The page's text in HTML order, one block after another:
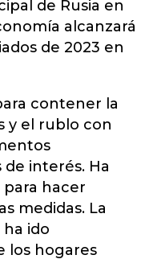
de Rusia en
alcanzará
de 2023 en
contener la
y el rublo con
interés. Ha
hacer
medidas. La
ido
los hogares